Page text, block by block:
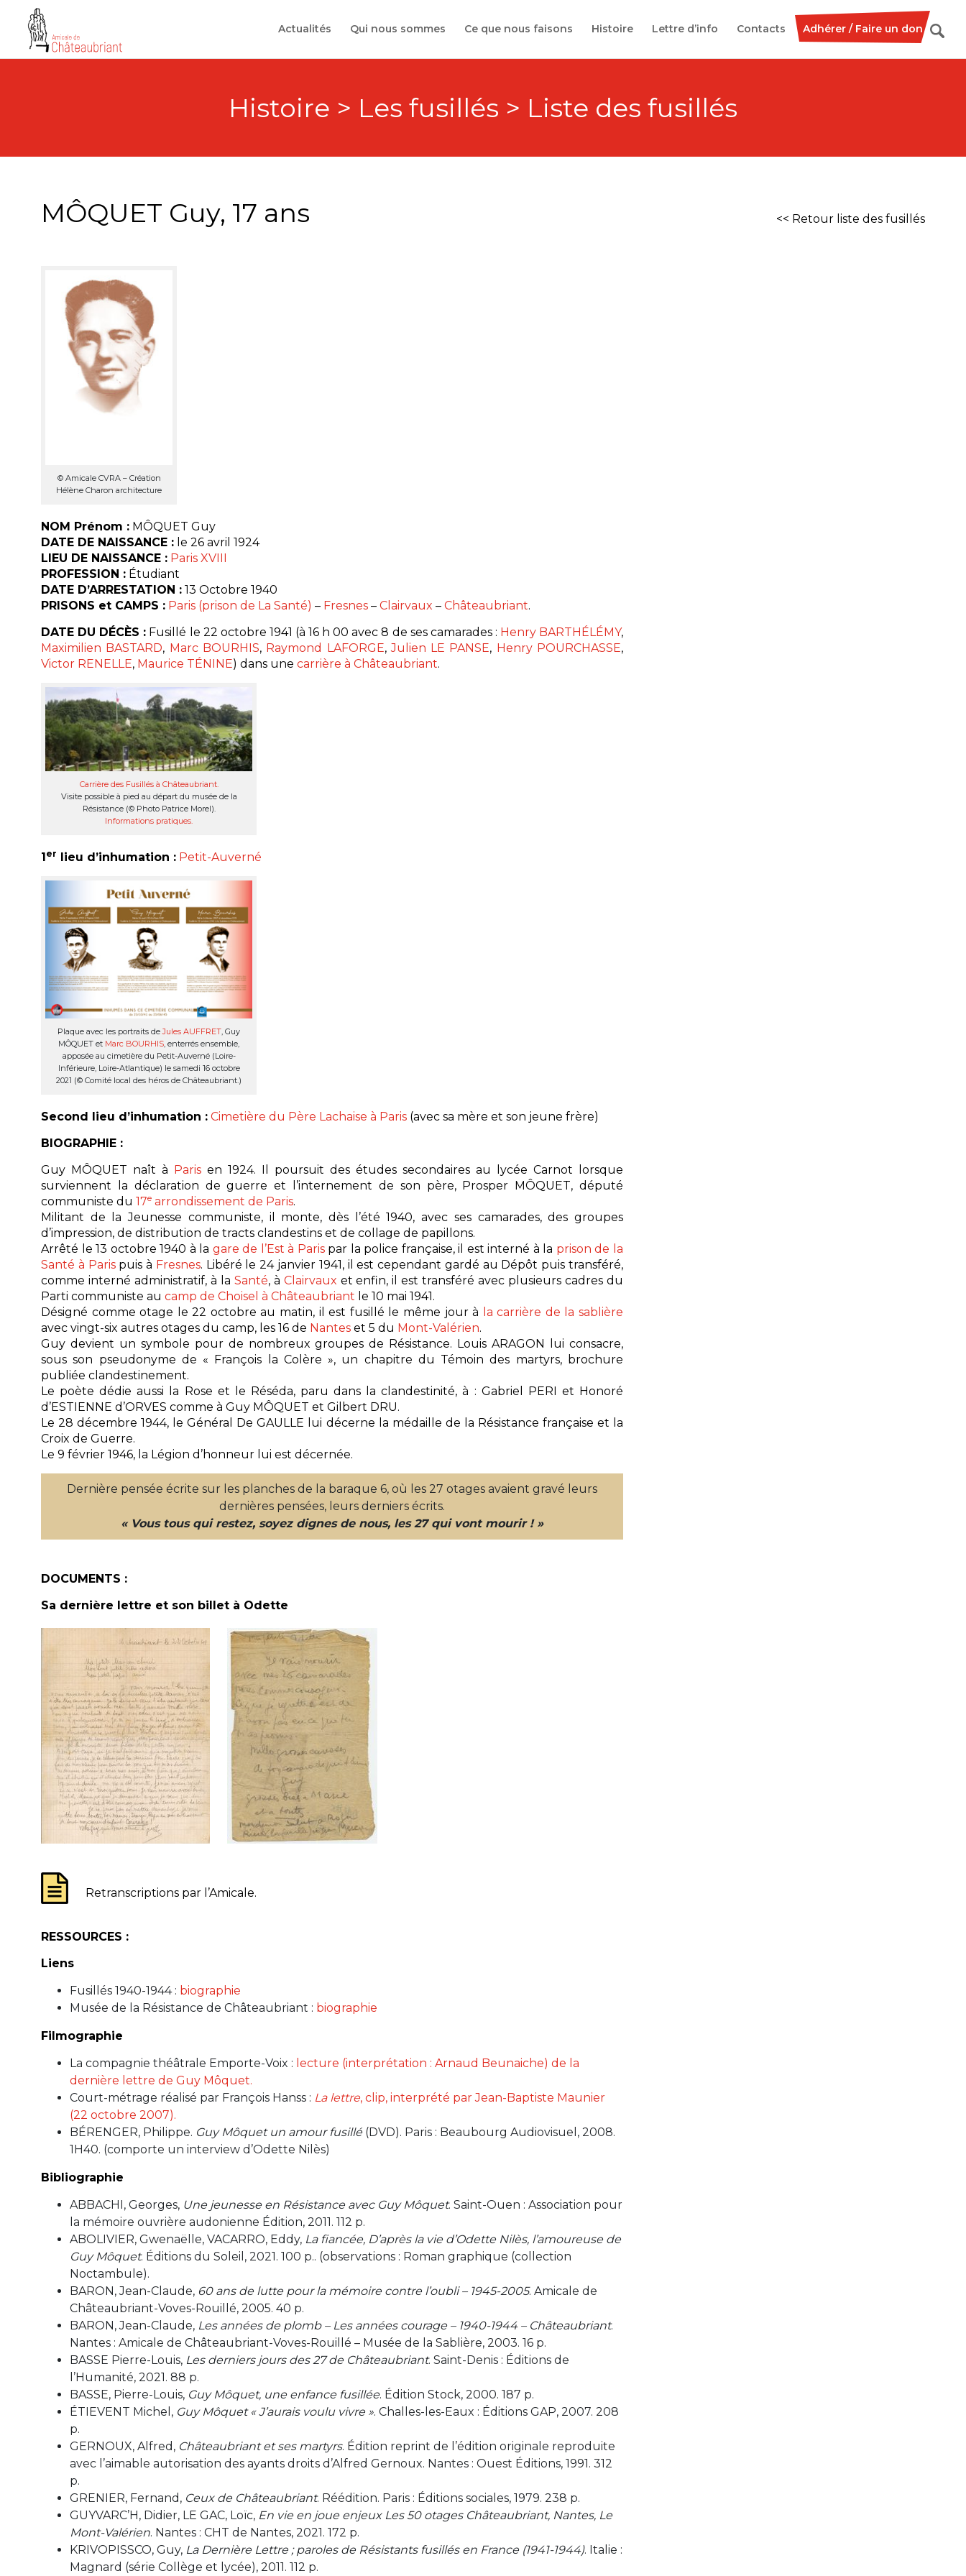
content
Actualités Qui nous sommes Ce que nous faisons Histoire Lettre d’info Contacts Adhérer / Faire un don
Histoire > Les fusillés > Liste des fusillés
MÔQUET Guy, 17 ans << Retour liste des fusillés
© Amicale CVRA – Création
Hélène Charon architecture
NOM Prénom : MÔQUET Guy
DATE DE NAISSANCE : le 26 avril 1924
LIEU DE NAISSANCE : Paris XVIII
PROFESSION : Étudiant
DATE D’ARRESTATION : 13 Octobre 1940
PRISONS et CAMPS : Paris (prison de La Santé) – Fresnes – Clairvaux – Châteaubriant.
DATE DU DÉCÈS : Fusillé le 22 octobre 1941 (à 16 h 00 avec 8 de ses camarades : Henry BARTHÉLÉMY,
Maximilien BASTARD, Marc BOURHIS, Raymond LAFORGE,Julien LE PANSE, Henry POURCHASSE,
Victor RENELLE, Maurice TÉNINE) dans une carrière à Châteaubriant.
Carrière des Fusillés à Châteaubriant.
Visite possible à pied au départ du musée de la
Résistance (© Photo Patrice Morel).
Informations pratiques.
1er lieu d’inhumation : Petit-Auverné
Plaque avec les portraits deJules AUFFRET , Guy
MÔQUET et Marc BOURHIS , enterrés ensemble,
apposée au cimetière du Petit-Auverné (Loire-
Inférieure, Loire-Atlantique) le samedi 16 octobre
2021 (© Comité local des héros de Châteaubriant.)
Second lieu d’inhumation : Cimetière du Père Lachaise à Paris (avec sa mère et son jeune frère)
BIOGRAPHIE :
Guy MÔQUET naît à Paris en 1924. Il poursuit des études secondaires au lycée Carnot lorsque
surviennent la déclaration de guerre et l’internement de son père, Prosper MÔQUET, député
communiste du 17e arrondissement de Paris.
Militant de la Jeunesse communiste, il monte, dès l’été 1940, avec ses camarades, des groupes
d’impression, de distribution de tracts clandestins et de collage de papillons.
Arrêté le 13 octobre 1940 à la gare de l’Est à Parispar la police française, il est interné à la prison de la
Santé à Parispuis à Fresnes. Libéré le 24 janvier 1941, il est cependant gardé au Dépôt puis transféré,
comme interné administratif, à la Santé, à Clairvaux et enfin, il est transféré avec plusieurs cadres du
Parti communiste au camp de Choisel à Châteaubriant le 10 mai 1941.
Désigné comme otage le 22 octobre au matin, il est fusillé le même jour à
la carrière de la sablière
avec vingt-six autres otages du camp, les 16 de Nantes et 5 du Mont-Valérien.
Guy devient un symbole pour de nombreux groupes de Résistance. Louis ARAGON lui consacre,
sous son pseudonyme de « François la Colère », un chapitre du Témoin des martyrs, brochure
publiée clandestinement.
Le poète dédie aussi la Rose et le Réséda, paru dans la clandestinité, à : Gabriel PERI et Honoré
d’ESTIENNE d’ORVES comme à Guy MÔQUET et Gilbert DRU.
Le 28 décembre 1944, le Général De GAULLE lui décerne la médaille de la Résistance française et la
Croix de Guerre.
Le 9 février 1946, la Légion d’honneur lui est décernée.
Dernière pensée écrite sur les planches de la baraque 6, où les 27 otages avaient gravé leurs
dernières pensées, leurs derniers écrits.
« Vous tous qui restez, soyez dignes de nous, les 27 qui vont mourir ! »
DOCUMENTS :
Sa dernière lettre et son billet à Odette
Retranscriptions par l’Amicale.
RESSOURCES :
Liens
Fusillés 1940-1944: biographie
Musée de la Résistance de Châteaubriant : biographie
Filmographie
La compagnie théâtrale Emporte-Voix : lecture (interprétation : Arnaud Beunaiche) de la
dernière lettre de Guy Môquet.
Court-métrage réalisé par François Hanss : La lettre, clip, interprété par Jean-Baptiste Maunier
(22 octobre 2007).
BÉRENGER, Philippe. Guy Môquet un amour fusillé(DVD). Paris : Beaubourg Audiovisuel, 2008.
1H40. (comporte un interview d’Odette Nilès)
Bibliographie
ABBACHI, Georges, Une jeunesse en Résistance avec Guy Môquet. Saint-Ouen : Association pour
la mémoire ouvrière audonienne Édition, 2011. 112 p.
ABOLIVIER, Gwenaëlle, VACARRO, Eddy, La fiancée, D’après la vie d’Odette Nilès, l’amoureuse de
Guy Môquet. Éditions du Soleil, 2021. 100 p.. (observations : Roman graphique (collection
Noctambule).
BARON, Jean-Claude, 60 ans de lutte pour la mémoire contre l’oubli – 1945-2005. Amicale de
Châteaubriant-Voves-Rouillé, 2005. 40 p.
BARON, Jean-Claude, Les années de plomb – Les années courage – 1940-1944 – Châteaubriant.
Nantes : Amicale de Châteaubriant-Voves-Rouillé – Musée de la Sablière, 2003. 16 p.
BASSE Pierre-Louis, Les derniers jours des 27 de Châteaubriant. Saint-Denis : Éditions de
l’Humanité, 2021. 88 p.
BASSE, Pierre-Louis, Guy Môquet, une enfance fusillée. Édition Stock, 2000. 187 p.
ÉTIEVENT Michel, Guy Môquet « J’aurais voulu vivre ». Challes-les-Eaux : Éditions GAP, 2007. 208
p.
GERNOUX, Alfred, Châteaubriant et ses martyrs. Édition reprint de l’édition originale reproduite
avec l’aimable autorisation des ayants droits d’Alfred Gernoux. Nantes : Ouest Éditions, 1991. 312
p.
GRENIER, Fernand, Ceux de Châteaubriant. Réédition. Paris : Éditions sociales, 1979. 238 p.
GUYVARC’H, Didier, LE GAC, Loïc, En vie en joue enjeux Les 50 otages Châteaubriant, Nantes, Le
Mont-Valérien. Nantes : CHT de Nantes, 2021. 172 p.
KRIVOPISSCO, Guy, La Dernière Lettre ; paroles de Résistants fusillés en France (1941-1944). Italie :
Magnard (série Collège et lycée), 2011. 112 p.